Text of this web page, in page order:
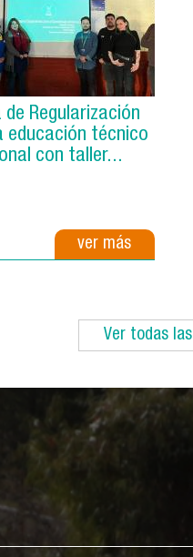
Regularización
educación técnico
con taller...
ver más
Ver todas